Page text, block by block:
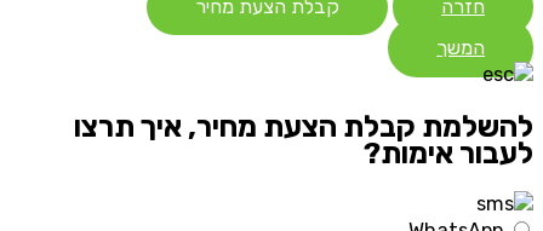
חזרה
קבלת הצעת מחיר
המשך
להשלמת קבלת הצעת מחיר, איך תרצו
לעבור אימות?